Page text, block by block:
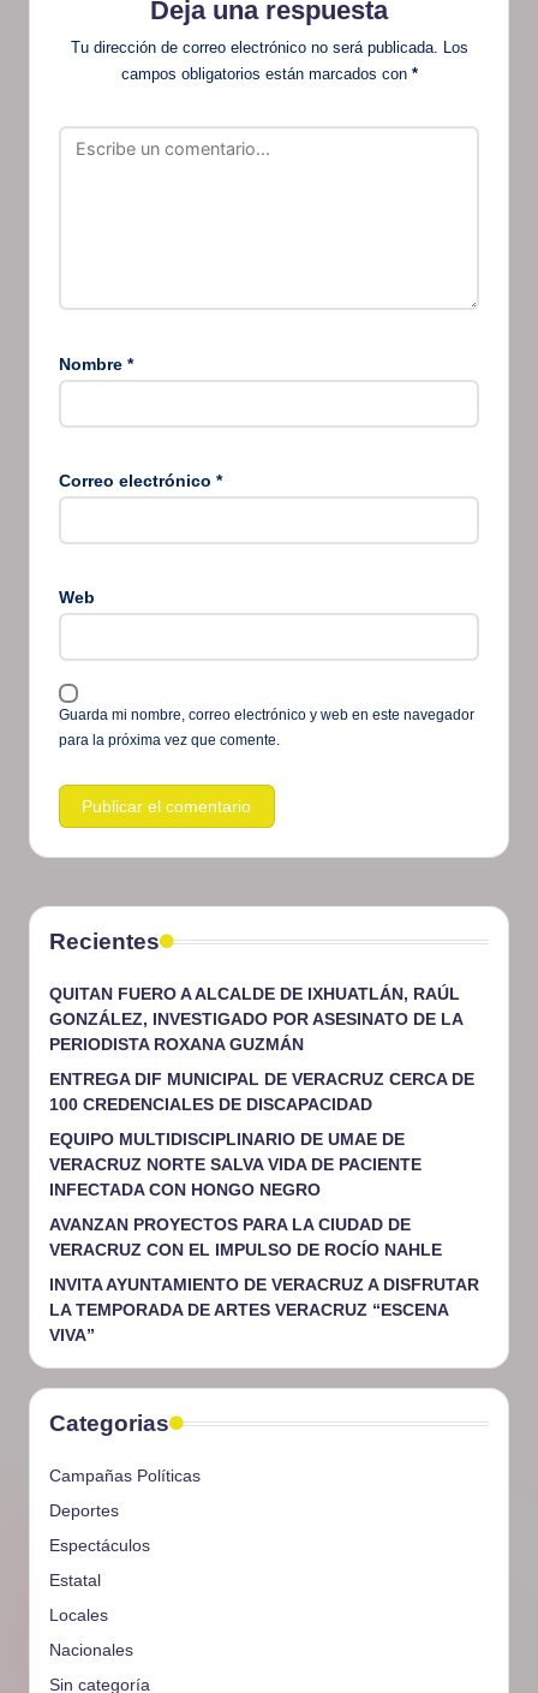
Deja una respuesta
Tu dirección de correo electrónico no será publicada. Los
campos obligatorios están marcados con *
Nombre *
Correo electrónico *
Web
Guarda mi nombre, correo electrónico y web en este navegador
para la próxima vez que comente.
Recientes
QUITAN FUERO A ALCALDE DE IXHUATLÁN, RAÚL
GONZÁLEZ, INVESTIGADO POR ASESINATO DE LA
PERIODISTA ROXANA GUZMÁN
ENTREGA DIF MUNICIPAL DE VERACRUZ CERCA DE
100 CREDENCIALES DE DISCAPACIDAD
EQUIPO MULTIDISCIPLINARIO DE UMAE DE
VERACRUZ NORTE SALVA VIDA DE PACIENTE
INFECTADA CON HONGO NEGRO
AVANZAN PROYECTOS PARA LA CIUDAD DE
VERACRUZ CON EL IMPULSO DE ROCÍO NAHLE
INVITA AYUNTAMIENTO DE VERACRUZ A DISFRUTAR
LA TEMPORADA DE ARTES VERACRUZ “ESCENA
VIVA”
Categorias
Campañas Políticas
Deportes
Espectáculos
Estatal
Locales
Nacionales
Sin categoría